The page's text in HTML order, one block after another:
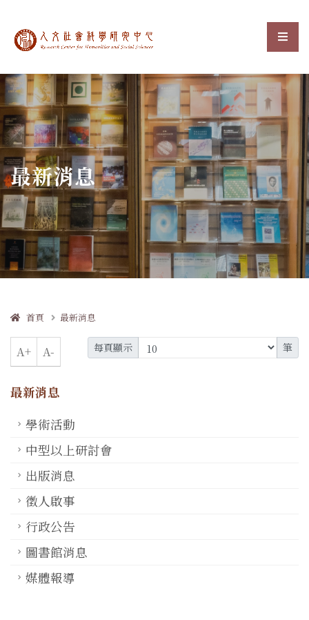
中央研究院人文社會科選
:::
最新消息
首頁 最新消息
A+ A- 每頁顯示 筆
最新消息
學術活動
中型以上研討會
出版消息
徵人啟事
行政公告
圖書館消息
媒體報導